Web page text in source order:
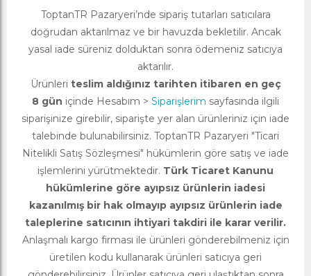
ToptanTR Pazaryeri’nde sipariş tutarları satıcılara
doğrudan aktarılmaz ve bir havuzda bekletilir. Ancak
yasal iade süreniz dolduktan sonra ödemeniz satıcıya
aktarılır.
Ürünleri teslim aldığınız tarihten itibaren en geç
8 gün içinde Hesabım > Siparişlerim sayfasında ilgili
siparişinize girebilir, siparişte yer alan ürünleriniz için iade
talebinde bulunabilirsiniz. ToptanTR Pazaryeri "Ticari
Nitelikli Satış Sözleşmesi" hükümlerin göre satış ve iade
işlemlerini yürütmektedir. Türk Ticaret Kanunu
hükümlerine göre ayıpsız ürünlerin iadesi
kazanılmış bir hak olmayıp ayıpsız ürünlerin iade
taleplerine satıcının ihtiyari takdiri ile karar verilir.
Anlaşmalı kargo firması ile ürünleri gönderebilmeniz için
üretilen kodu kullanarak ürünleri satıcıya geri